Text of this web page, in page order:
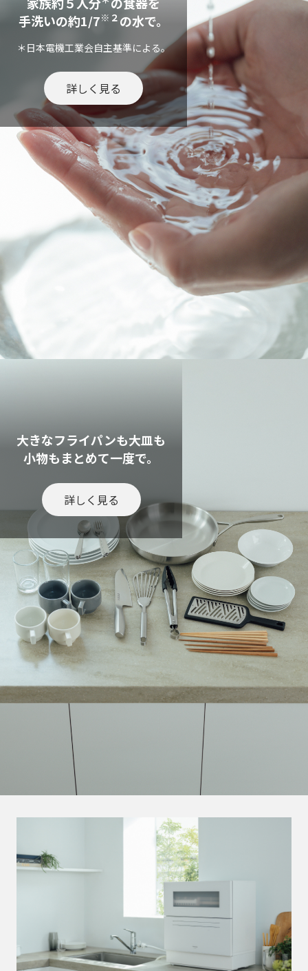
手洗いの約1/7※２ の水で。
＊日本電機工業会自主基準による。
詳しく見る
大きなフライパンも大皿も
小物もまとめて一度で。
詳しく見る